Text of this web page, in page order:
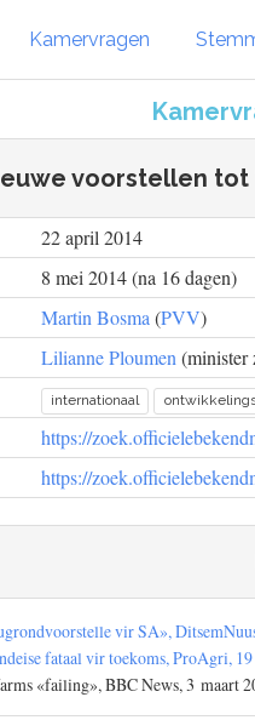
Kamervragen
voorstellen tot
22 april 2014
8 mei 2014 (na 16 dagen)
Martin Bosma (PVV)
Lilianne Ploumen (minister
internationaal
https://
https://
vir SA»,
fataal vir toekoms, ProAgri,
«failing», BBC News, 3 maart